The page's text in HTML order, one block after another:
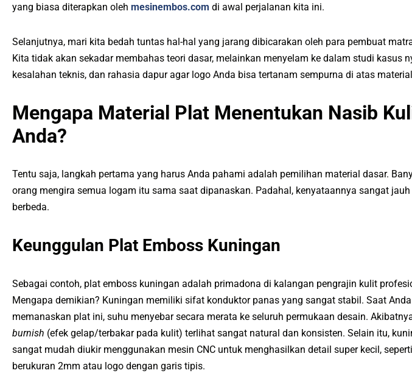
yang biasa diterapkan oleh mesinembos.com di awal perjalanan kita ini.
Selanjutnya, mari kita bedah tuntas hal-hal yang jarang dibicarakan oleh para pembuat
Kita tidak akan sekadar membahas teori dasar, melainkan menyelam ke dalam studi kasus
kesalahan teknis, dan rahasia dapur agar logo Anda bisa tertanam sempurna di atas
Mengapa Material Plat Menentukan Nasib
Anda?
Tentu saja, langkah pertama yang harus Anda pahami adalah pemilihan material dasar.
orang mengira semua logam itu sama saat dipanaskan. Padahal, kenyataannya sangat jauh
berbeda.
Keunggulan Plat Emboss Kuningan
Sebagai contoh, plat emboss kuningan adalah primadona di kalangan pengrajin kulit
Mengapa demikian? Kuningan memiliki sifat konduktor panas yang sangat stabil. Saat Anda
memanaskan plat ini, suhu menyebar secara merata ke seluruh permukaan desain.
burnish (efek gelap/terbakar pada kulit) terlihat sangat natural dan konsisten. Selain itu,
sangat mudah diukir menggunakan mesin CNC untuk menghasilkan detail super kecil,
berukuran 2mm atau logo dengan garis tipis.